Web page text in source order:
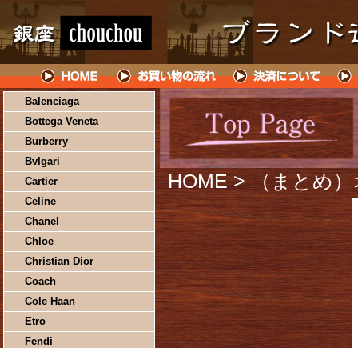
Balenciaga
Bottega Veneta
Burberry
Bvlgari
Cartier
Celine
Chanel
Chloe
Christian Dior
Coach
Cole Haan
Etro
Fendi
HOME > （まとめ